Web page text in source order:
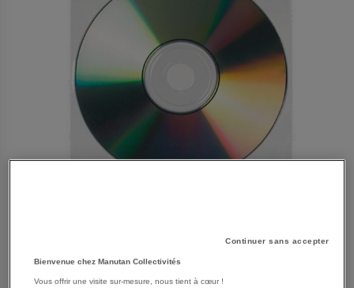
Continuer sans accepter
Bienvenue chez Manutan Collectivités
Vous offrir une visite sur-mesure, nous tient à cœur !